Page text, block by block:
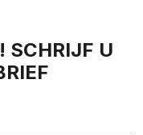
SCHRIJF U